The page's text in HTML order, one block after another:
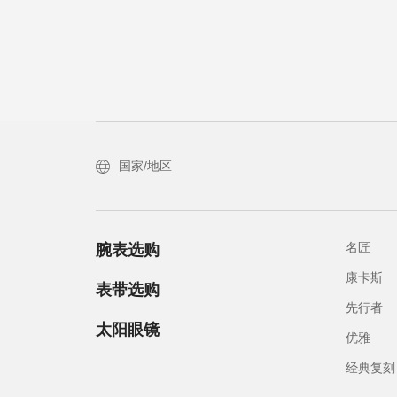
国家/地区
腕表选购
表带选购
太阳眼镜
名匠
康卡斯
先行者
优雅
经典复刻